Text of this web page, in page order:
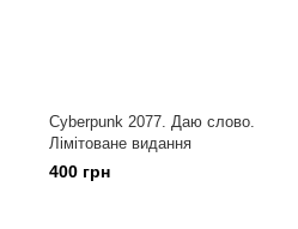
Cyberpunk 2077. Даю слово.
Лімітоване видання
400 грн